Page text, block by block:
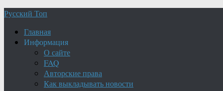
Русский Топ
Главная
Информация
О сайте
FAQ
Авторские права
Как выкладывать новости